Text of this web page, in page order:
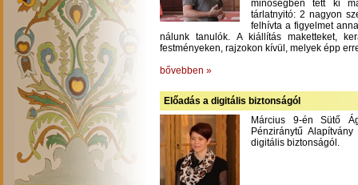
minőségben tett ki
tárlatnyitó: 2 nagyon
felhívta a figyelmet
nálunk tanulók. A kiállítás maketteket,
festményeken, rajzokon kívül, melyek épp
bővebben »
Előadás a digitális biztonságól
Március 9-én Sütő
Pénziránytű
digitális biztonságól.